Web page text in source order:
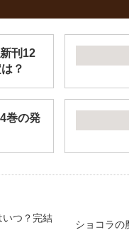
刊12
？
巻の発
つ？完結
ショコラの